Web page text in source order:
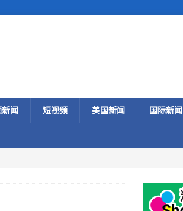
闻 短视频 美国新闻 国际新闻